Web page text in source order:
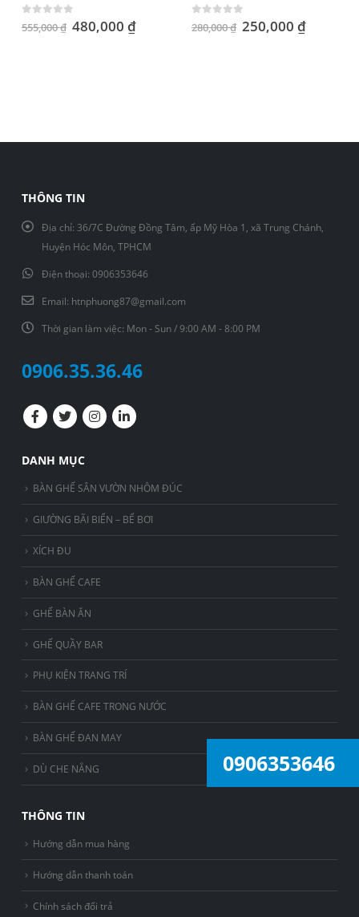
out of 5
555,000₫ Original
price
480,000 ₫Current out of 5
280,000₫ Original
price
250,000 ₫Current
THÔNG TIN
Địa chỉ: 36/7C Đường Đồng Tâm, ấp Mỹ Hòa 1, xã Trung Chánh,
Huyện Hóc Môn, TPHCM
Điện thoại: 0906353646
Email: htnphuong87@gmail.com
Thời gian làm việc: Mon - Sun / 9:00 AM - 8:00 PM
0906.35.36.46
DANH MỤC
BÀN GHẾ SÂN VƯỜN NHÔM ĐÚC
GIƯỜNG BÃI BIỂN – BỂ BƠI
XÍCH ĐU
BÀN GHẾ CAFE
GHẾ BÀN ĂN
GHẾ QUẦY BAR
PHỤ KIỆN TRANG TRÍ
BÀN GHẾ CAFE TRONG NƯỚC
BÀN GHẾ ĐAN MAY
DÙ CHE NẮNG
THÔNG TIN
Hướng dẫn mua hàng
Hướng dẫn thanh toán
Chính sách đổi trả
0906353646